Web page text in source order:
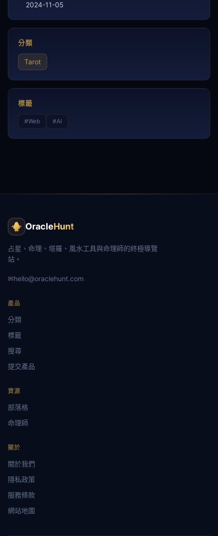
2024-11-05
分類
Tarot
標籤
#Web #AI
OracleHunt
占星、命理、塔羅、風水工具與命理師的終極導覽
站。
✉hello@oraclehunt.com
產品
分類
標籤
搜尋
提交產品
資源
部落格
命理師
關於
關於我們
隱私政策
服務條款
網站地圖